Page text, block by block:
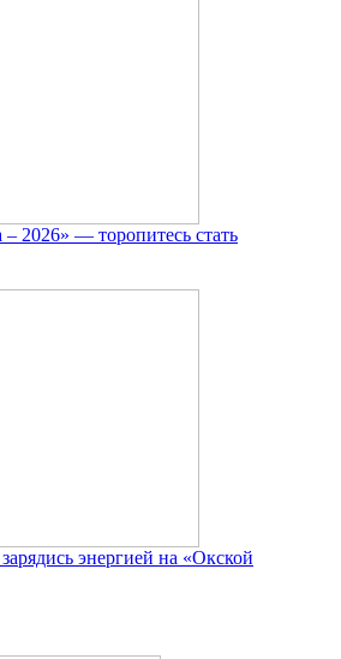
2026» — торопитесь стать
энергией на «Окской